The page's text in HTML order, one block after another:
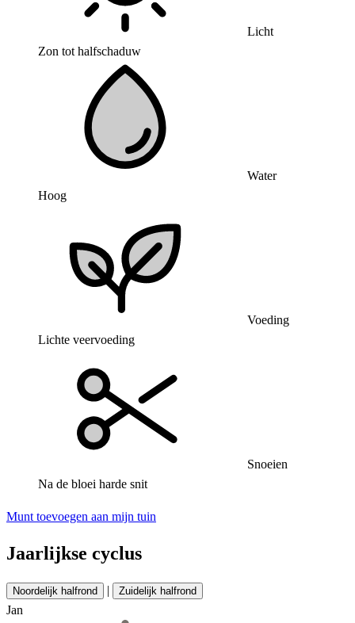
Licht
Zon tot halfschaduw
Water
Hoog
Voeding
Lichte veervoeding
Snoeien
Na de bloei harde snit
Munt toevoegen aan mijn tuin
Jaarlijkse cyclus
Noordelijk halfrond | Zuidelijk halfrond
Jan